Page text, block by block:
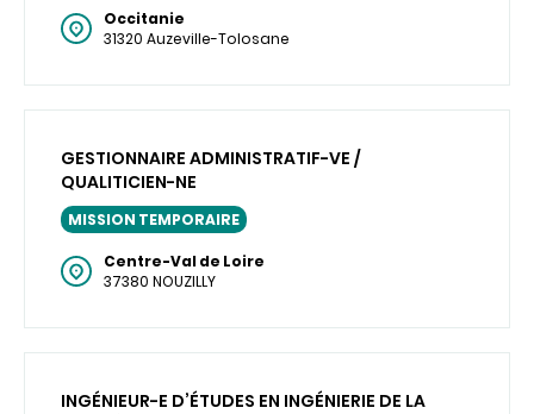
Occitanie
31320 Auzeville-Tolosane
GESTIONNAIRE ADMINISTRATIF-VE /
QUALITICIEN-NE
MISSION TEMPORAIRE
Centre-Val de Loire
37380 NOUZILLY
INGÉNIEUR-E D’ÉTUDES EN INGÉNIERIE DE LA